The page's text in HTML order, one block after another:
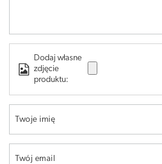
Dodaj własne
zdjęcie
produktu:
Twoje imię
Twój email